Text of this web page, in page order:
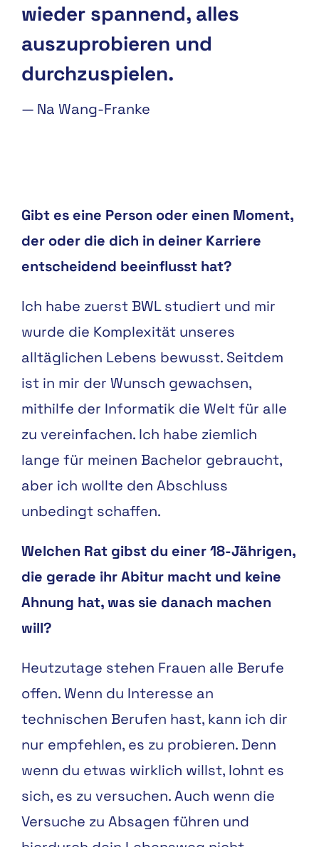
wieder spannend, alles
auszuprobieren und
durchzuspielen.
— Na Wang-Franke
Gibt es eine Person oder einen Moment,
der oder die dich in deiner Karriere
entscheidend beeinflusst hat?
Ich habe zuerst BWL studiert und mir
wurde die Komplexität unseres
alltäglichen Lebens bewusst. Seitdem
ist in mir der Wunsch gewachsen,
mithilfe der Informatik die Welt für alle
zu vereinfachen. Ich habe ziemlich
lange für meinen Bachelor gebraucht,
aber ich wollte den Abschluss
unbedingt schaffen.
Welchen Rat gibst du einer 18-Jährigen,
die gerade ihr Abitur macht und keine
Ahnung hat, was sie danach machen
will?
Heutzutage stehen Frauen alle Berufe
offen. Wenn du Interesse an
technischen Berufen hast, kann ich dir
nur empfehlen, es zu probieren. Denn
wenn du etwas wirklich willst, lohnt es
sich, es zu versuchen. Auch wenn die
Versuche zu Absagen führen und